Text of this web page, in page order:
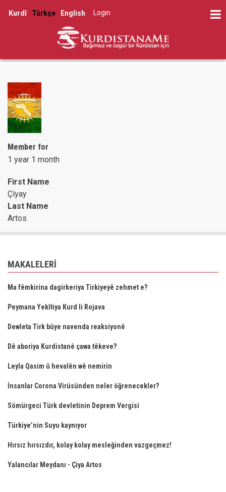
Kurdî Türkçe English
account
menu
Log in
Member for
1 year 1 month
First Name
Çîyay
Last Name
Artos
MAKALELERI
Ma fêmkirina dagirkeriya Tirkiyeyê zehmet e?
Peymana Yekîtiya Kurd li Rojava
Dewleta Tirk bûye navenda reaksiyonê
Dê aboriya Kurdistanê çawa têkeve?
Leyla Qasim û hevalên wê nemirin
İnsanlar Corona Virüsünden neler öğrenecekler?
Sömürgeci Türk devletinin Deprem Vergisi
Türkiye’nin Suyu kaynıyor
Hırsız hırsızdır, kolay kolay mesleğinden vazgeçmez!
Yalancılar Meydanı - Çiya Artos